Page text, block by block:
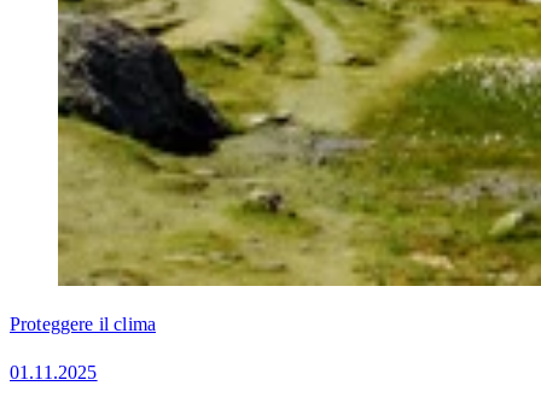
Proteggere il clima
01.11.2025